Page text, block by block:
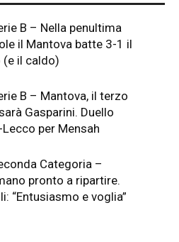
B – Nella penultima
il Mantova batte 3-1 il
(e il caldo)
B – Mantova, il terzo
Gasparini. Duello
Lecco per Mensah
Categoria –
pronto a ripartire.
“Entusiasmo e voglia”